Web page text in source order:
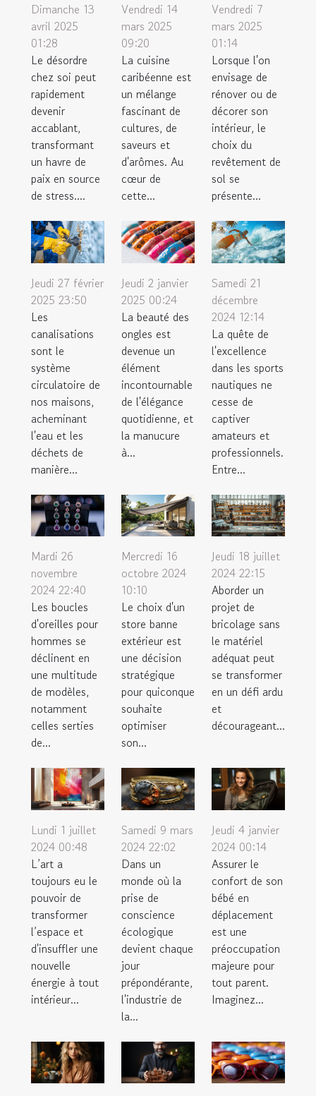
Dimanche 13
avril 2025
01:28
Le désordre
chez soi peut
rapidement
devenir
accablant,
transformant
un havre de
paix en source
de stress....
Vendredi 14
mars 2025
09:20
La cuisine
caribéenne est
un mélange
fascinant de
cultures, de
saveurs et
d'arômes. Au
cœur de
cette...
Vendredi 7
mars 2025
01:14
Lorsque l'on
envisage de
rénover ou de
décorer son
intérieur, le
choix du
revêtement de
sol se
présente...
Jeudi 27 février
2025 23:50
Les
canalisations
sont le
système
circulatoire de
nos maisons,
acheminant
l'eau et les
déchets de
manière...
Jeudi 2 janvier
2025 00:24
La beauté des
ongles est
devenue un
élément
incontournable
de l'élégance
quotidienne, et
la manucure
à...
Samedi 21
décembre
2024 12:14
La quête de
l'excellence
dans les sports
nautiques ne
cesse de
captiver
amateurs et
professionnels.
Entre...
Mardi 26
novembre
2024 22:40
Les boucles
d'oreilles pour
hommes se
déclinent en
une multitude
de modèles,
notamment
celles serties
de...
Mercredi 16
octobre 2024
10:10
Le choix d'un
store banne
extérieur est
une décision
stratégique
pour quiconque
souhaite
optimiser
son...
Jeudi 18 juillet
2024 22:15
Aborder un
projet de
bricolage sans
le matériel
adéquat peut
se transformer
en un défi ardu
et
décourageant...
Lundi 1 juillet
2024 00:48
L’art a
toujours eu le
pouvoir de
transformer
l’espace et
d'insuffler une
nouvelle
énergie à tout
intérieur...
Samedi 9 mars
2024 22:02
Dans un
monde où la
prise de
conscience
écologique
devient chaque
jour
prépondérante,
l'industrie de
la...
Jeudi 4 janvier
2024 00:14
Assurer le
confort de son
bébé en
déplacement
est une
préoccupation
majeure pour
tout parent.
Imaginez...